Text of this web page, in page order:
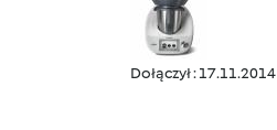
Dołączył : 17.11.2014